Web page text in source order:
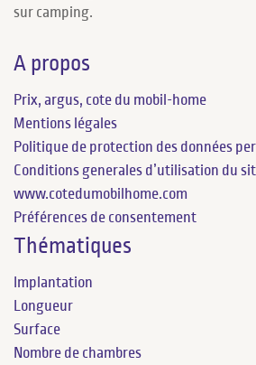
sur camping.
A propos
Prix, argus, cote du mobil-home
Mentions légales
Politique de protection des données
Conditions generales d’utilisation du
www.cotedumobilhome.com
Préférences de consentement
Thématiques
Implantation
Longueur
Surface
Nombre de chambres